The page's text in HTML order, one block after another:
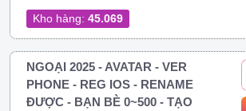
Kho hàng: 45.069
NGOẠI 2025 - AVATAR - VER
PHONE - REG IOS - RENAME
ĐƯỢC - BẠN BÈ 0~500 - TẠO